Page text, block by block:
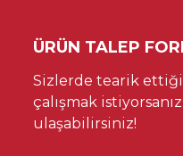
ÜRÜN TALEP
Sizlerde tearik
çalışmak
ulaşabilirsiniz!